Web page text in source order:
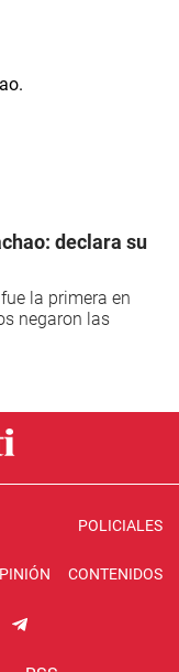
declara su
la primera en
negaron las
POLICIALES
CONTENIDOS